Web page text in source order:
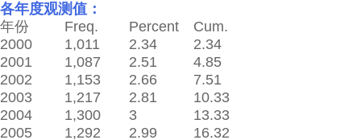
各年度观测值：
年份
Freq. Percent
Cum.
2000
1,011 2.34
2.34
2001
1,087 2.51
4.85
2002
1,153 2.66
7.51
2003
1,217 2.81
10.33
2004
1,300 3
13.33
2005
1,292 2.99
16.32